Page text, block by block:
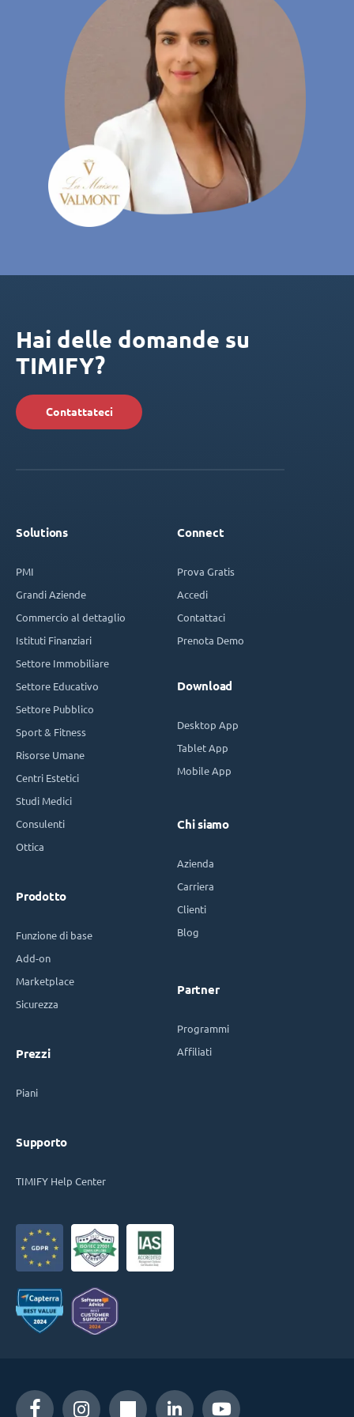
Hai delle domande su
TIMIFY?
Contattateci
Solutions
PMI
Grandi Aziende
Commercio al dettaglio
Istituti Finanziari
Settore Immobiliare
Settore Educativo
Settore Pubblico
Sport & Fitness
Risorse Umane
Centri Estetici
Studi Medici
Consulenti
Ottica
Prodotto
Funzione di base
Add-on
Marketplace
Sicurezza
Prezzi
Piani
Supporto
TIMIFY Help Center
Connect
Prova Gratis
Accedi
Contattaci
Prenota Demo
Download
Desktop App
Tablet App
Mobile App
Chi siamo
Azienda
Carriera
Clienti
Blog
Partner
Programmi
Affiliati